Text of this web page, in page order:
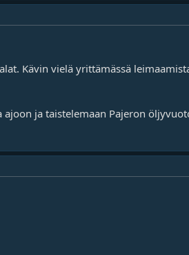
Kävin vielä yrittämässä
ja taistelemaan Pajeron